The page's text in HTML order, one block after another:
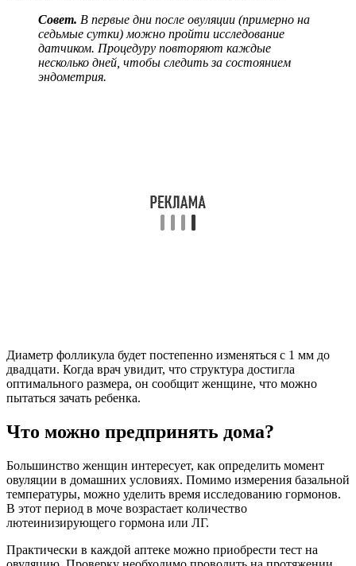
Совет. В первые дни после овуляции (примерно на
седьмые сутки) можно пройти исследование
датчиком. Процедуру повторяют каждые
несколько дней, чтобы следить за состоянием
эндометрия.
Диаметр фолликула будет постепенно изменяться с 1 мм до
двадцати. Когда врач увидит, что структура достигла
оптимального размера, он сообщит женщине, что можно
пытаться зачать ребенка.
Что можно предпринять дома?
Большинство женщин интересует, как определить момент
овуляции в домашних условиях. Помимо измерения базальной
температуры, можно уделить время исследованию гормонов.
В этот период в моче возрастает количество
лютеинизирующего гормона или ЛГ.
Практически в каждой аптеке можно приобрести тест на